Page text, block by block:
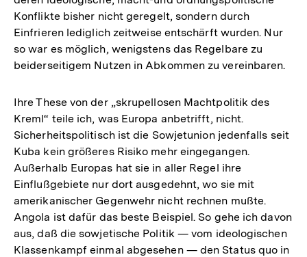
Konflikte bisher nicht geregelt, sondern durch
Einfrieren lediglich zeitweise entschärft wurden. Nur
so war es möglich, wenigstens das Regelbare zu
beiderseitigem Nutzen in Abkommen zu vereinbaren.
Ihre These von der „skrupellosen Machtpolitik des
Kreml“ teile ich, was Europa anbetrifft, nicht.
Sicherheitspolitisch ist die Sowjetunion jedenfalls seit
Kuba kein größeres Risiko mehr eingegangen.
Außerhalb Europas hat sie in aller Regel ihre
Einflußgebiete nur dort ausgedehnt, wo sie mit
amerikanischer Gegenwehr nicht rechnen mußte.
Angola ist dafür das beste Beispiel. So gehe ich davon
aus, daß die sowjetische Politik — vom ideologischen
Klassenkampf einmal abgesehen — den Status quo in